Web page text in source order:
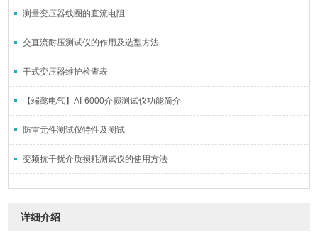
测量变压器线圈的直流电阻
交直流耐压测试仪的作用及选型方法
干式变压器维护检查表
【端懿电气】AI-6000介损测试仪功能简介
防雷元件测试仪特性及测试
变频抗干扰介质损耗测试仪的使用方法
详细介绍